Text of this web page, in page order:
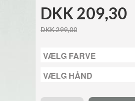
DKK 209,30
DKK 299,00